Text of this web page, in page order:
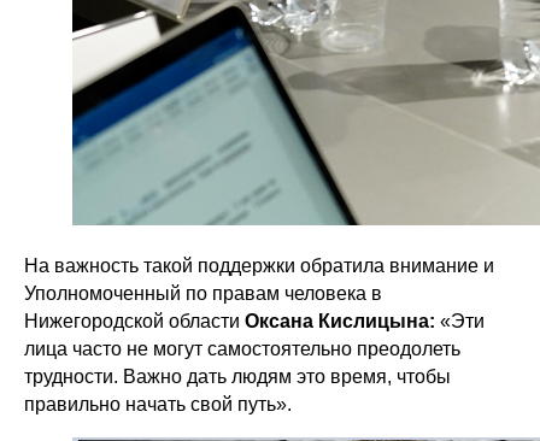
На важность такой поддержки обратила внимание и
Уполномоченный по правам человека в
Нижегородской области Оксана Кислицына: «Эти
лица часто не могут самостоятельно преодолеть
трудности. Важно дать людям это время, чтобы
правильно начать свой путь».